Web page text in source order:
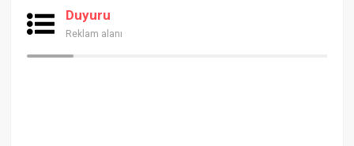
Duyuru
Reklam alanı